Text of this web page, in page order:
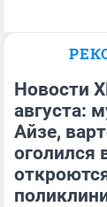
Антон
Новости
августа:
Айзе,
оголился